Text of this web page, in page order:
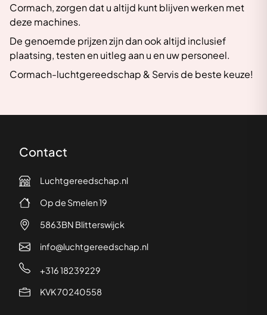
Cormach, zorgen dat u altijd kunt blijven werken met
deze machines.
De genoemde prijzen zijn dan ook altijd inclusief
plaatsing, testen en uitleg aan u en uw personeel.
Cormach-luchtgereedschap & Servis de beste keuze!
Contact
Luchtgereedschap.nl
Op de Smelen 19
5863BN Blitterswijck
info@luchtgereedschap.nl
+316 18239229
KVK 70240558